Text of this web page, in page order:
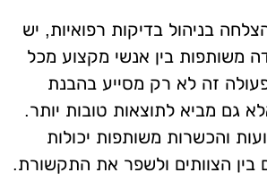
בניהול בדיקות רפואיות, יש
משותפות בין אנשי מקצוע מכל
זה לא רק מסייע בהבנת
גם מביא לתוצאות טובות יותר.
והכשרות משותפות יכולות
הצוותים ולשפר את התקשורת.